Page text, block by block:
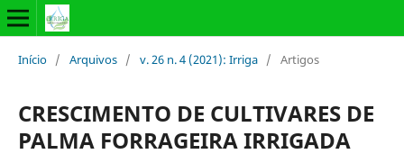
Início / Arquivos / v. 26 n. 4 (2021): Irriga / Artigos
CRESCIMENTO DE CULTIVARES DE
PALMA FORRAGEIRA IRRIGADA